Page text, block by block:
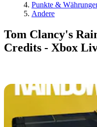
Punkte &
Andere
Tom Clancy's
Credits - Xbox